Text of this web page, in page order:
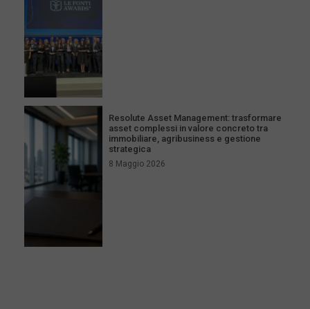
Resolute Asset Management: trasformare
asset complessi in valore concreto tra
immobiliare, agribusiness e gestione
strategica
8 Maggio 2026